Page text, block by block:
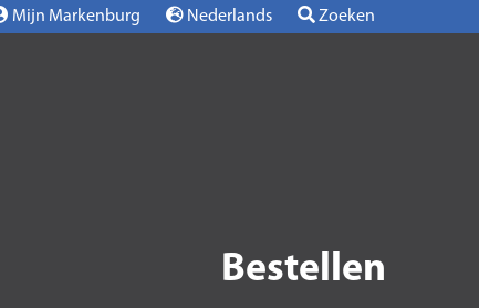
Mijn Markenburg Nederlands Zoeken
Bestellen